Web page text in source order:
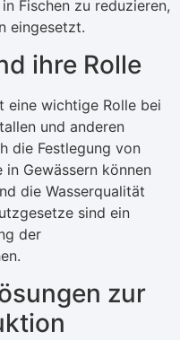
Fischen zu reduzieren,
eingesetzt.
ihre Rolle
eine wichtige Rolle bei
und anderen
die Festlegung von
Gewässern können
die Wasserqualität
sind ein
der
zur